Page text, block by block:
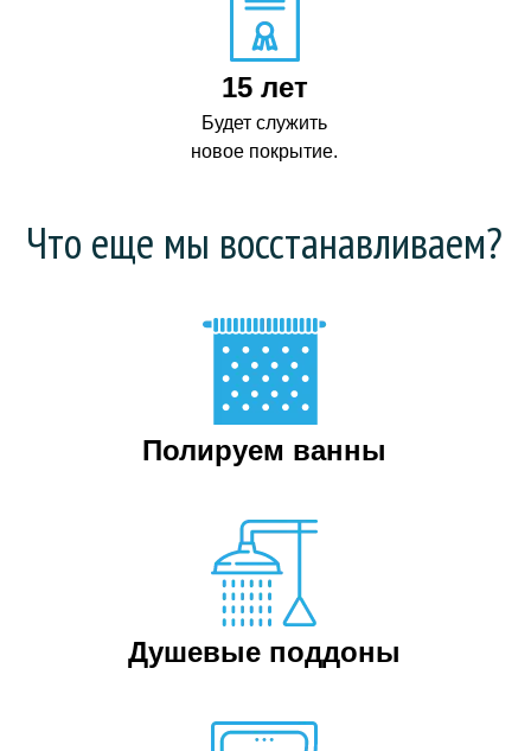
15 лет
Будет служить
новое покрытие.
Что еще мы восстанавливаем?
Полируем ванны
Душевые поддоны